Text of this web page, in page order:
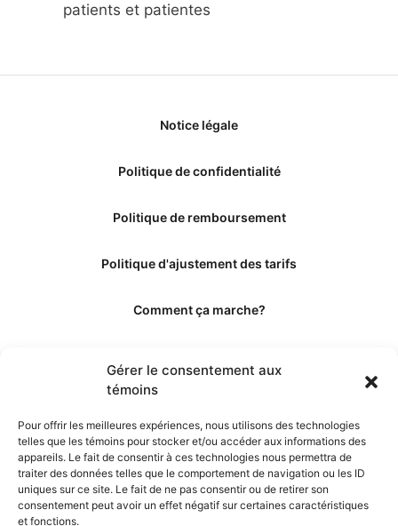
Gérer le consentement aux
témoins
Pour offrir les meilleures expériences, nous utilisons des technologies
telles que les témoins pour stocker et/ou accéder aux informations des
appareils. Le fait de consentir à ces technologies nous permettra de
traiter des données telles que le comportement de navigation ou les ID
uniques sur ce site. Le fait de ne pas consentir ou de retirer son
consentement peut avoir un effet négatif sur certaines caractéristiques
et fonctions.
patients et patientes
Notice légale
Politique de confidentialité
Politique de remboursement
Politique d'ajustement des tarifs
Comment ça marche?
Les éditeurs
Les experts et collaborateurs